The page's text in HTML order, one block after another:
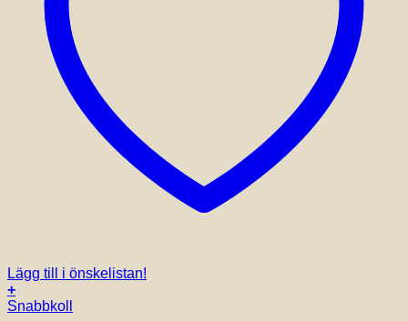
Lägg till i önskelistan!
+
Den
Snabbkoll